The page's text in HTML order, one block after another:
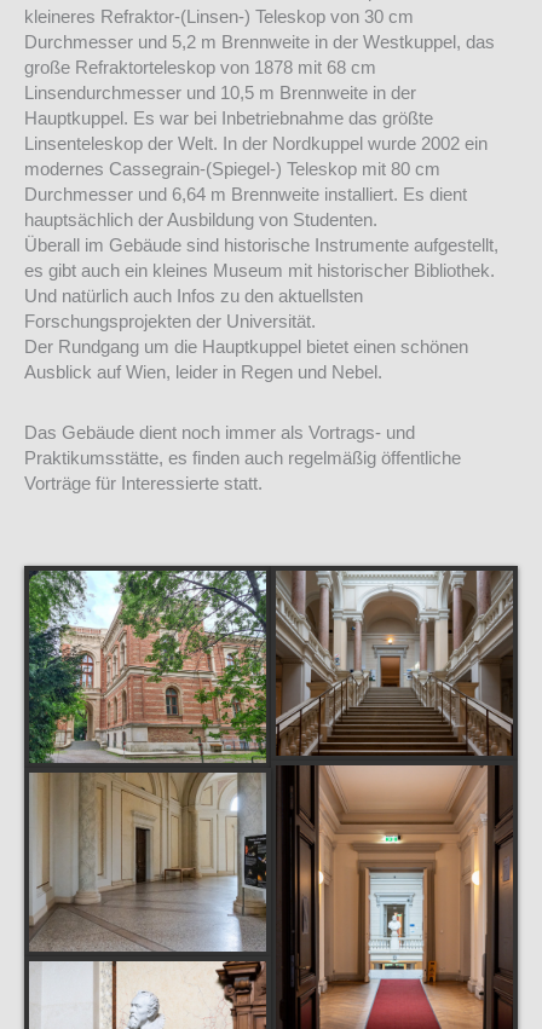
kleineres Refraktor-(Linsen-) Teleskop von 30 cm
Durchmesser und 5,2 m Brennweite in der Westkuppel, das
große Refraktorteleskop von 1878 mit 68 cm
Linsendurchmesser und 10,5 m Brennweite in der
Hauptkuppel. Es war bei Inbetriebnahme das größte
Linsenteleskop der Welt. In der Nordkuppel wurde 2002 ein
modernes Cassegrain-(Spiegel-) Teleskop mit 80 cm
Durchmesser und 6,64 m Brennweite installiert. Es dient
hauptsächlich der Ausbildung von Studenten.
Überall im Gebäude sind historische Instrumente aufgestellt,
es gibt auch ein kleines Museum mit historischer Bibliothek.
Und natürlich auch Infos zu den aktuellsten
Forschungsprojekten der Universität.
Der Rundgang um die Hauptkuppel bietet einen schönen
Ausblick auf Wien, leider in Regen und Nebel.
Das Gebäude dient noch immer als Vortrags- und
Praktikumsstätte, es finden auch regelmäßig öffentliche
Vorträge für Interessierte statt.